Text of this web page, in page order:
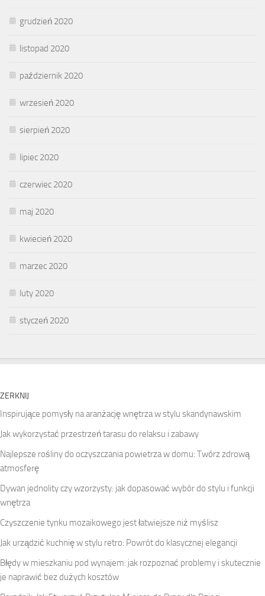
grudzień 2020
listopad 2020
październik 2020
wrzesień 2020
sierpień 2020
lipiec 2020
czerwiec 2020
maj 2020
kwiecień 2020
marzec 2020
luty 2020
styczeń 2020
ZERKNIJ
Inspirujące pomysły na aranżację wnętrza w stylu skandynawskim
Jak wykorzystać przestrzeń tarasu do relaksu i zabawy
Najlepsze rośliny do oczyszczania powietrza w domu: Twórz zdrową
atmosferę
Dywan jednolity czy wzorzysty: jak dopasować wybór do stylu i funkcji
wnętrza
Czyszczenie tynku mozaikowego jest łatwiejsze niż myślisz
Jak urządzić kuchnię w stylu retro: Powrót do klasycznej elegancji
Błędy w mieszkaniu pod wynajem: jak rozpoznać problemy i skutecznie
je naprawić bez dużych kosztów